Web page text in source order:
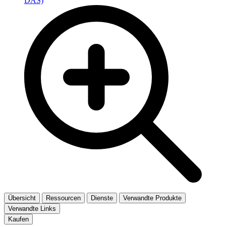
Übersicht Ressourcen Dienste
Verwandte Produkte
Verwandte Links
Kaufen